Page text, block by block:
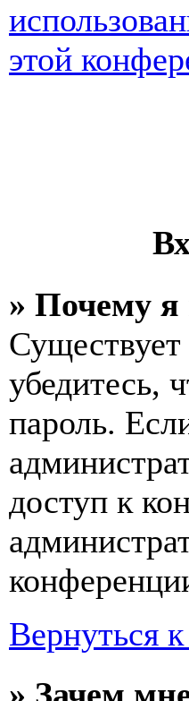
этой
» Почему я
убедитесь,
пароль.
доступ к
Вернуться